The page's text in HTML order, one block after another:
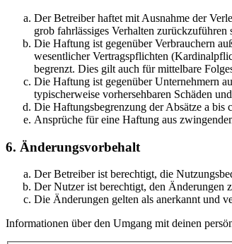
Der Betreiber haftet mit Ausnahme der
grob fahrlässiges Verhalten
Die Haftung ist gegenüber Verbrauchern
wesentlicher Vertragspflichten
begrenzt. Dies gilt auch für mittelbare
Die Haftung ist gegenüber Unternehmern
typischerweise vorhersehbaren Schäden
Die Haftungsbegrenzung der Absätze a bis
Ansprüche für eine Haftung aus
6. Änderungsvorbehalt
Der Betreiber ist berechtigt, die
Der Nutzer ist berechtigt, den Änderungen
Die Änderungen gelten als anerkannt und
Informationen über den Umgang mit deinen